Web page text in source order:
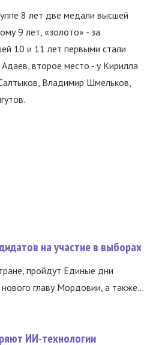
8 лет две медали высшей
9 лет, «золото» - за
10 и 11 лет первыми стали
второе место - у Кирилла
Владимир Шмельков,
на участие в выборах
пройдут Единые дни
главу Мордовии, а также...
ИИ-технологии